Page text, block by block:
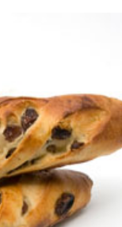
por
bienestar